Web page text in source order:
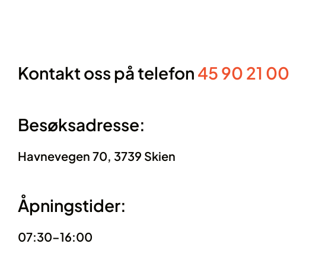
Kontakt oss på telefon 45 90 21 00
Besøksadresse:
Havnevegen 70, 3739 Skien
Åpningstider:
07:30–16:00